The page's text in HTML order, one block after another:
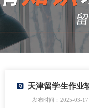
天津留学生作业
发布时间：2025-03-